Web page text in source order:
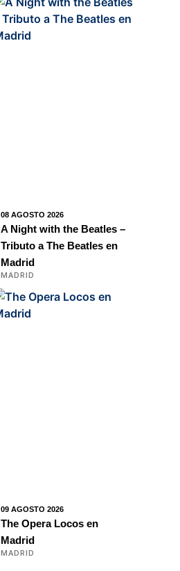
08 AGOSTO 2026
A Night with the Beatles –
Tributo a The Beatles en
Madrid
MADRID
09 AGOSTO 2026
The Opera Locos en
Madrid
MADRID